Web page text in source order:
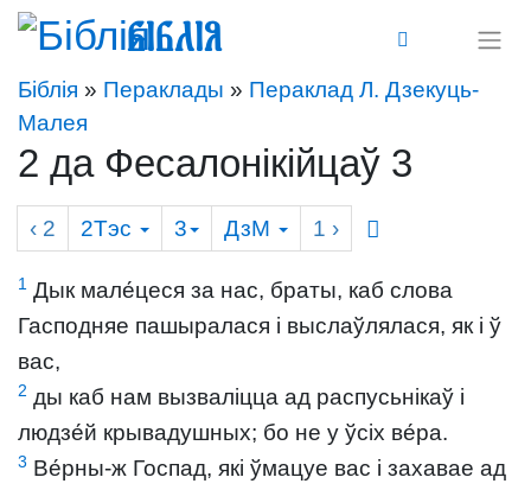
Біблія
Біблія » Пераклады » Пераклад Л. Дзекуць-
Малея
2 да Фесалонікійцаў 3
‹ 2 2Тэс 3 ДзМ 1 ›
1 Дык мале́цеся за нас, браты, каб слова
Гасподняе пашыралася і выслаўлялася, як і ў
вас,
2 ды каб нам вызваліцца ад распусьнікаў і
людзе́й крывадушных; бо не у ўсіх ве́ра.
3 Ве́рны-ж Госпад, які ўмацуе вас і захавае ад